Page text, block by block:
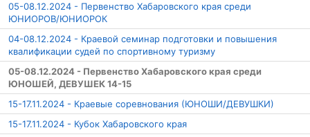
05-08.12.2024 - Первенство Хабаровского края среди
ЮНИОРОВ/ЮНИОРОК
04-08.12.2024 - Краевой семинар подготовки и повышения
квалификации судей по спортивному туризму
05-08.12.2024 - Первенство Хабаровского края среди
ЮНОШЕЙ, ДЕВУШЕК 14-15
15-17.11.2024 - Краевые соревнования (ЮНОШИ/ДЕВУШКИ)
15-17.11.2024 - Кубок Хабаровского края